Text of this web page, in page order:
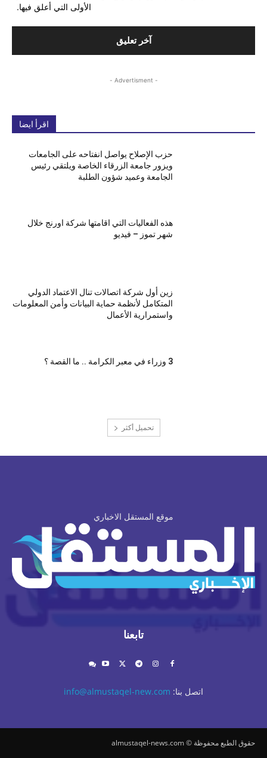
الأولى التي أعلق فيها.
- Advertisment -
اقرأ ايضا
حزب الإصلاح يواصل انفتاحه على الجامعات
ويزور جامعة الزرقاء الخاصة ويلتقي رئيس
الجامعة وعميد شؤون الطلبة
هذه الفعاليات التي اقامتها شركة اورنج خلال
شهر تموز – فيديو
زين أول شركة اتصالات تنال الاعتماد الدولي
المتكامل لأنظمة حماية البيانات وأمن المعلومات
واستمرارية الأعمال
3 وزراء في معبر الكرامة .. ما القصة ؟
تحميل أكثر
موقع المستقل الاخباري
تابعنا
اتصل بنا: info@almustaqel-new.com
حقوق الطبع محفوظة © almustaqel-news.com